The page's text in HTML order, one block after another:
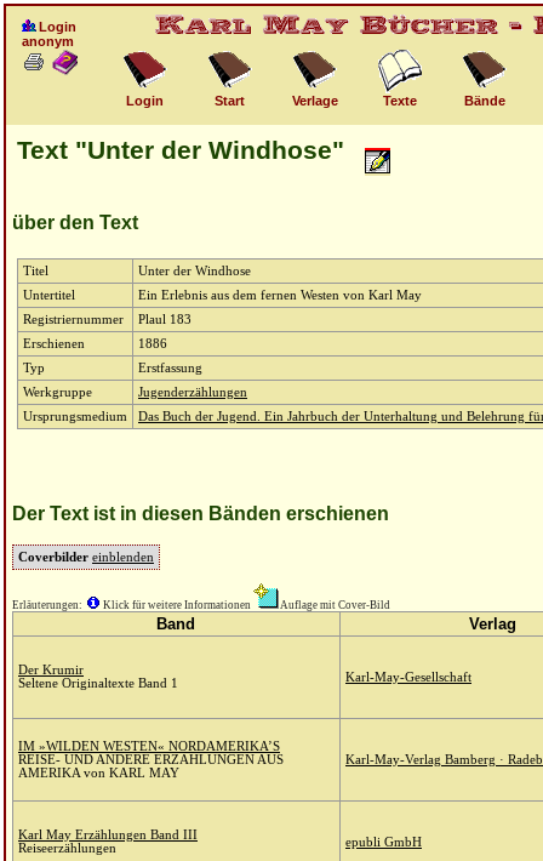
Login
anonym
Login Start Verlage Texte Bände
Text "Unter der Windhose"
über den Text
Titel
Unter der Windhose
Untertitel
Ein Erlebnis aus dem fernen Westen von Karl May
Registriernummer
Plaul 183
Erschienen
1886
Typ
Erstfassung
Werkgruppe
Jugenderzählungen
Ursprungsmedium
Das Buch der Jugend. Ein Jahrbuch der Unterhaltung und Belehrung
Der Text ist in diesen Bänden erschienen
Coverbilder einblenden
Erläuterungen: Klick für weitere Informationen Auflage mit Cover-Bild
Band Verlag
Der Krumir
Seltene Originaltexte Band 1
Karl-May-Gesellschaft
IM »WILDEN WESTEN« NORDAMERIKA’S
REISE- UND ANDERE ERZÄHLUNGEN AUS
AMERIKA von KARL MAY
Karl-May-Verlag Bamberg ·
Karl May Erzählungen Band III
Reiseerzählungen
epubli GmbH